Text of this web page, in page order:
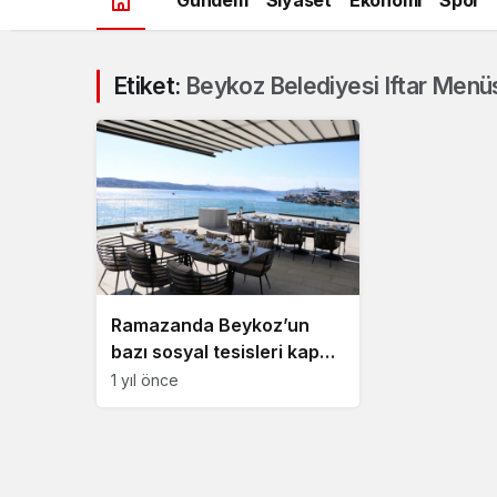
Etiket: Beykoz Belediyesi Iftar
Ramazanda Beykoz’un
bazı sosyal tesisleri kapalı
olacak
1 yıl önce